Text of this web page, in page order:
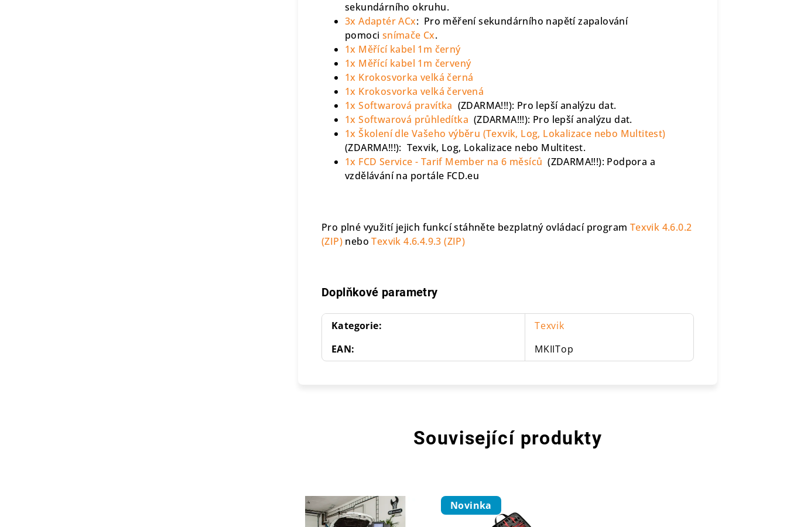
sekundárního okruhu.
3x Adaptér ACx: Pro měření sekundárního napětí zapalování
pomoci snímače Cx.
1x Měřící kabel 1m černý
1x Měřící kabel 1m červený
1x Krokosvorka velká černá
1x Krokosvorka velká červená
1x Softwarová pravítka (ZDARMA!!!): Pro lepší analýzu dat.
1x Softwarová průhledítka (ZDARMA!!!): Pro lepší analýzu dat.
1x Školení dle Vašeho výběru (Texvik, Log, Lokalizace nebo Multitest)
(ZDARMA!!!): Texvik, Log, Lokalizace nebo Multitest.
1x FCD Service - Tarif Member na 6 měsíců (ZDARMA!!!): Podpora a
vzdělávání na portále FCD.eu
Pro plné využití jejich funkcí stáhněte bezplatný ovládací program Texvik 4.6.0.2
(ZIP) neboTexvik 4.6.4.9.3 (ZIP)
Doplňkové parametry
Kategorie:
Texvik
EAN: MKIITop
Související produkty
Novinka